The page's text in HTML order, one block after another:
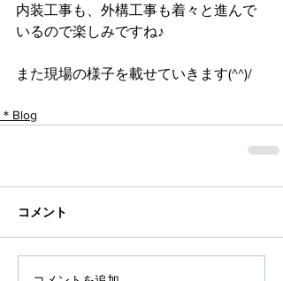
内装工事も、外構工事も着々と進んで
いるので楽しみですね♪
また現場の様子を載せていきます(^^)/
＊Blog
コメント